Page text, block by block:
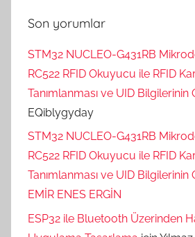
Son yorumlar
STM32 NUCLEO-G431RB
RC522 RFID Okuyucu ile RFID
Tanımlanması ve UID Bilgilerinin
EQiblygyday
STM32 NUCLEO-G431RB
RC522 RFID Okuyucu ile RFID
Tanımlanması ve UID Bilgilerinin
EMİR ENES ERGİN
ESP32 ile Bluetooth Üzerinden